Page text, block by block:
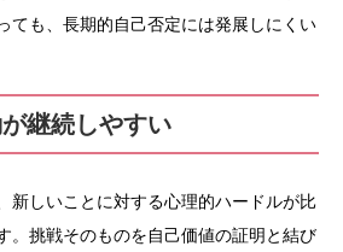
ても、長期的自己否定には発展しにくい
継続しやすい
新しいことに対する心理的ハードルが比
。挑戦そのものを自己価値の証明と結び